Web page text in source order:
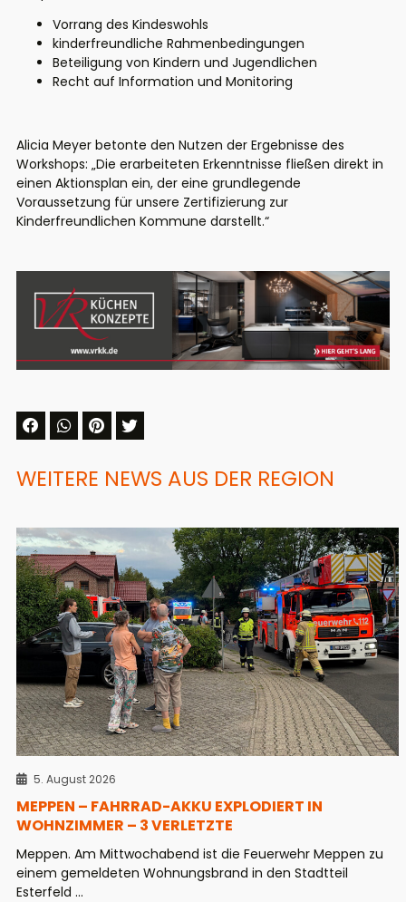
Vorrang des Kindeswohls
kinderfreundliche Rahmenbedingungen
Beteiligung von Kindern und Jugendlichen
Recht auf Information und Monitoring
Alicia Meyer betonte den Nutzen der Ergebnisse des
Workshops: „Die erarbeiteten Erkenntnisse fließen direkt in
einen Aktionsplan ein, der eine grundlegende
Voraussetzung für unsere Zertifizierung zur
Kinderfreundlichen Kommune darstellt.“
WEITERE NEWS AUS DER REGION
5. August 2026
MEPPEN – FAHRRAD-AKKU EXPLODIERT IN
WOHNZIMMER – 3 VERLETZTE
Meppen. Am Mittwochabend ist die Feuerwehr Meppen zu
einem gemeldeten Wohnungsbrand in den Stadtteil
Esterfeld ...